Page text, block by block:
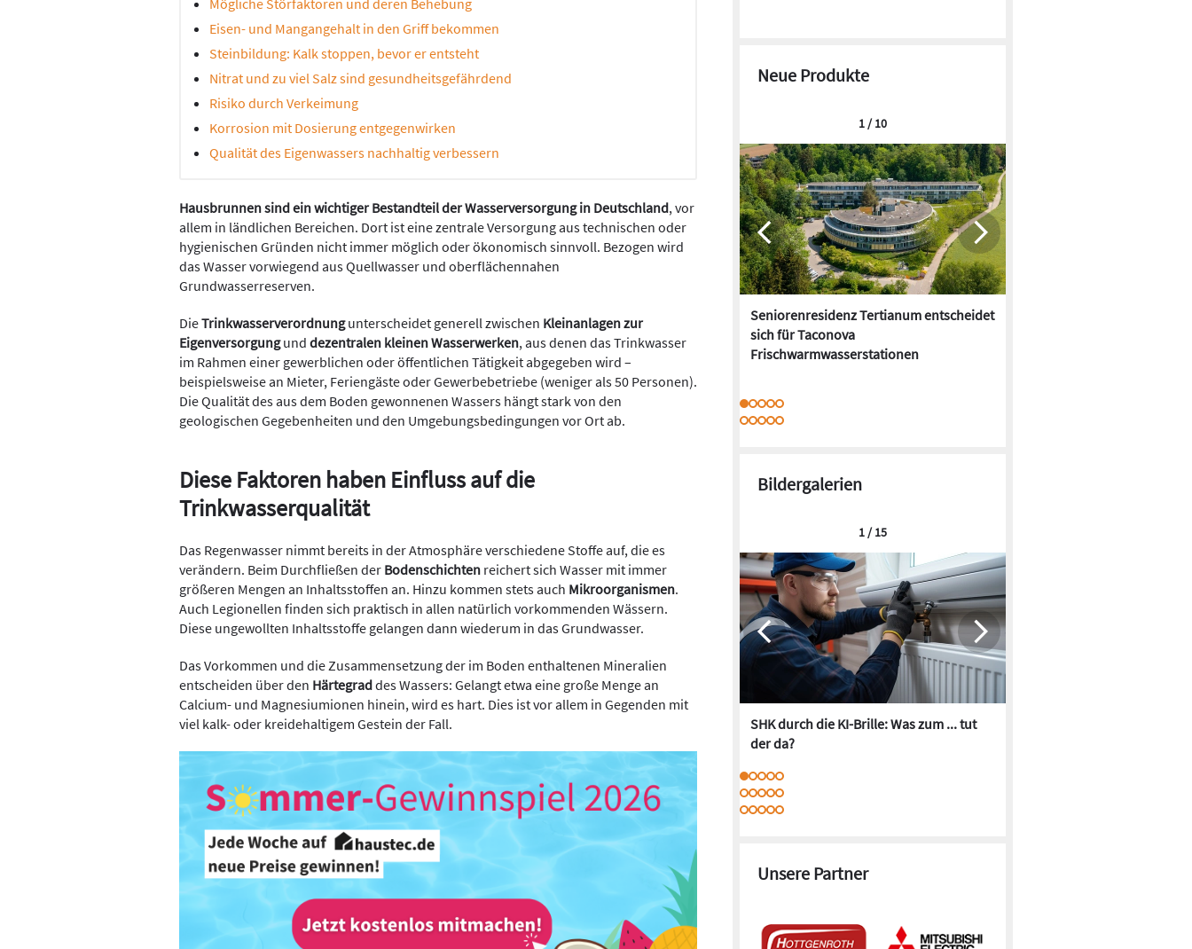
Eisen- und Mangangehalt in den Griff bekommen
Steinbildung: Kalk stoppen, bevor er entsteht
Nitrat und zu viel Salz sind ­gesundheitsgefährdend
Risiko durch Verkeimung
Korrosion mit Dosierung entgegenwirken
Qualität des Eigenwassers nachhaltig verbessern
Hausbrunnen sind ein wichtiger Bestandteil der Wasserversorgung in Deutschland, vor
allem in ländlichen Bereichen. Dort ist eine zentrale Versorgung aus technischen oder
hygienischen Gründen nicht immer möglich oder ökonomisch sinnvoll. Bezogen wird
das Wasser vorwiegend aus Quellwasser und oberflächennahen
Grundwasserreserven.
DieTrinkwasserverordnungunterscheidet generell zwischen Kleinanlagen zur
Eigenversorgungund dezentralen kleinen Wasserwerken, aus denen das Trinkwasser
im Rahmen einer gewerblichen oder öffentlichen Tätigkeit abgegeben wird –
beispielsweise an Mieter, Ferien­gäste oder Gewerbebetriebe (weniger als 50 Personen).
Die Qualität des aus dem Boden gewonnenen Wassers hängt stark von den
geologischen Gegebenheiten und den Umgebungsbedingungen vor Ort ab.
Diese Faktoren haben Einfluss auf die
Trinkwasserqualität
Das Regenwasser nimmt bereits in der Atmosphäre verschiedene Stoffe auf, die es
verändern. Beim Durchfließen der Bodenschichten reichert sich Wasser mit immer
größeren Mengen an Inhaltsstoffen an. Hinzu kommen stets auch Mikroorganismen.
Auch Legionellen finden sich praktisch in allen natürlich vorkommenden Wässern.
Diese ungewollten Inhaltsstoffe gelangen dann wiederum in das Grundwasser.
Das Vorkommen und die Zusammensetzung der im Boden enthaltenen Mineralien
entscheiden über den Härtegraddes Wassers: Gelangt etwa eine große Menge an
Calcium- und Magnesiumionen hinein, wird es hart. Dies ist vor allem in Gegenden mit
viel kalk- oder kreidehaltigem Gestein der Fall.
Neue Produkte
Seniorenresidenz Tertianum entscheidet
sich für Taconova
Frischwarmwasserstationen
1 / 10
Bildergalerien
SHK durch die KI-Brille: Was zum ... tut
der da?
1 / 15
Unsere Partner